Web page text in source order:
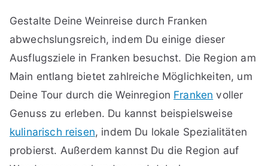
Gestalte Deine Weinreise durch Franken
abwechslungsreich, indem Du einige dieser
Ausflugsziele in Franken besuchst. Die Region am
Main entlang bietet zahlreiche Möglichkeiten, um
Deine Tour durch die Weinregion Franken voller
Genuss zu erleben. Du kannst beispielsweise
kulinarisch reisen, indem Du lokale Spezialitäten
probierst. Außerdem kannst Du die Region auf